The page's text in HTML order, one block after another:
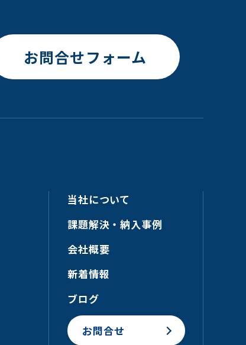
お問合せフォーム
当社について
課題解決・納入事例
会社概要
新着情報
ブログ
お問合せ